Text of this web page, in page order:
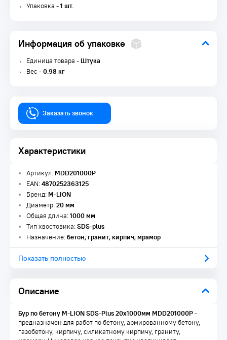
Упаковка -1 шт.
Информация об упаковке
Единица товара -Штука
Вес -0.98 кг
Заказать звонок
Характеристики
Описание
Артикул:MDD201000P
EAN:4870252363125
Бренд:M-LION
Диаметр:20 мм
Общая длина:1000 мм
Тип хвостовика:SDS-plus
Назначение:бетон; гранит; кирпич; мрамор
Показать полностью
Бур по бетону M-LION SDS-Plus 20х1000мм MDD201000P-
предназначен для работ по бетону, армированному бетону,
газобетону, кирпичу, силикатному кирпичу, граниту,